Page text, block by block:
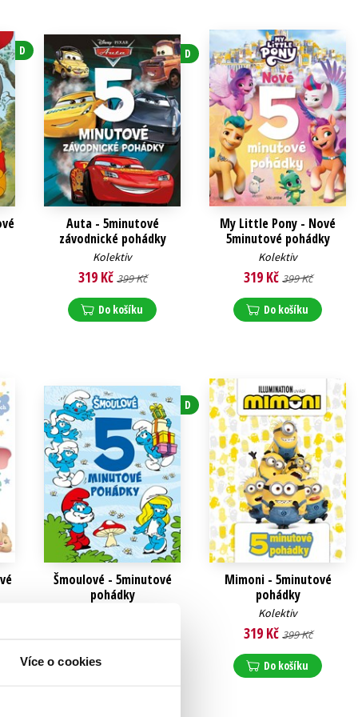
Více o cookies
D D
Auta - 5minutové
závodnické pohádky
Kolektiv
319 Kč 399 Kč
Do košíku
My Little Pony - Nové
5minutové pohádky
Kolektiv
319 Kč 399 Kč
Do košíku
D
Šmoulové - 5minutové
pohádky
Do košíku
Mimoni - 5minutové
pohádky
Kolektiv
319 Kč 399 Kč
Do košíku